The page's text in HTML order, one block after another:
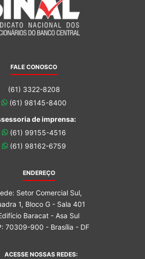
FALE CONOSCO
(61) 3322-8208
(61) 98145-8400
de imprensa:
(61) 99155-4516
(61) 98162-6759
ENDEREÇO
Setor Comercial Sul,
1, Bloco G - Sala 401
Baracat - Asa Sul
70309-900 - Brasília - DF
ACESSE NOSSAS REDES: